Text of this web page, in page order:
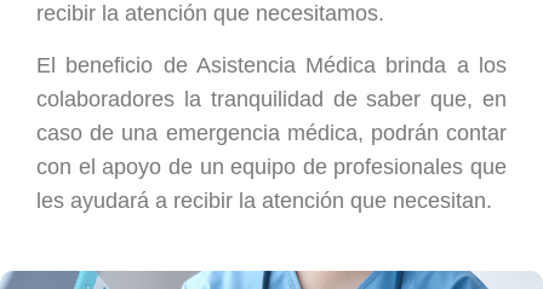
recibir la atención que necesitamos.
El beneficio de Asistencia Médica brinda a los
colaboradores la tranquilidad de saber que, en
caso de una emergencia médica, podrán contar
con el apoyo de un equipo de profesionales que
les ayudará a recibir la atención que necesitan.